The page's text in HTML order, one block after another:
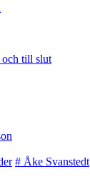
till slut
# Åke Svanstedt